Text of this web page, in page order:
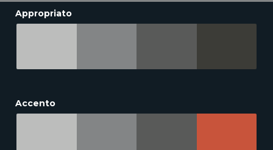
Appropriato
Accento